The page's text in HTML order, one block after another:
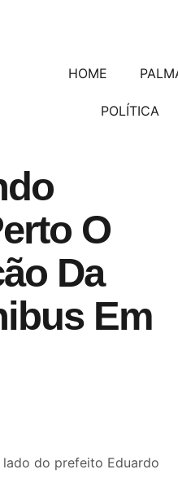
HOME
POLÍTICA
O
Da
Em
do prefeito Eduardo